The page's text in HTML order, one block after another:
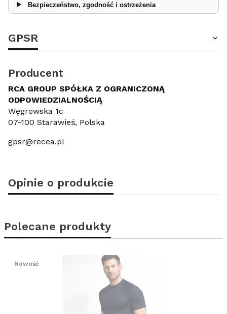
Bezpieczeństwo, zgodność i ostrzeżenia
GPSR
Producent
RCA GROUP SPÓŁKA Z OGRANICZONĄ
ODPOWIEDZIALNOŚCIĄ
Węgrowska 1c
07-100 Starawieś, Polska
gpsr@recea.pl
Opinie o produkcie
Polecane produkty
Nowość